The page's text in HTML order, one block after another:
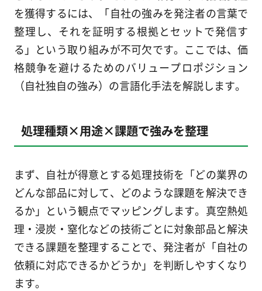
を獲得するには、「自社の強みを発注者の言葉で
整理し、それを証明する根拠とセットで発信す
る」という取り組みが不可欠です。ここでは、価
格競争を避けるためのバリュープロポジション
（自社独自の強み）の言語化手法を解説します。
処理種類×用途×課題で強みを整理
まず、自社が得意とする処理技術を「どの業界の
どんな部品に対して、どのような課題を解決でき
るか」という観点でマッピングします。真空熱処
理・浸炭・窒化などの技術ごとに対象部品と解決
できる課題を整理することで、発注者が「自社の
依頼に対応できるかどうか」を判断しやすくなり
ます。